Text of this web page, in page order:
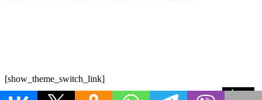
[show_theme_switch_link]